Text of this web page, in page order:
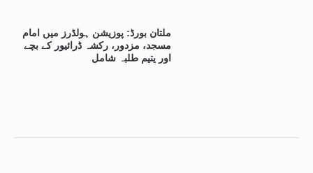
ملتان بورڈ: پوزیشن ہولڈرز میں امام
مسجد، مزدور، رکشہ ڈرائیور کے بچے
اور یتیم طلبہ شامل